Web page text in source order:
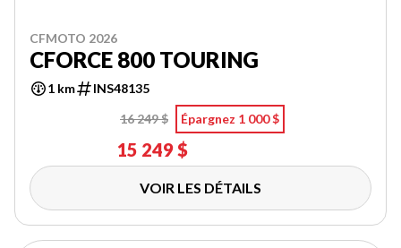
CFMOTO 2026
CFORCE 800 TOURING
1 km
INS48135
16 249 $
Épargnez 1 000 $
15 249 $
VOIR LES DÉTAILS